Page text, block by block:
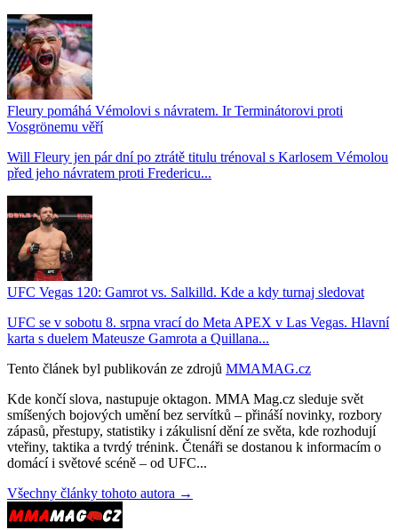
Fleury pomáhá Vémolovi s návratem. Ir Terminátorovi proti
Vosgrönemu věří
Will Fleury jen pár dní po ztrátě titulu trénoval s Karlosem Vémolou
před jeho návratem proti Fredericu...
UFC Vegas 120: Gamrot vs. Salkilld. Kde a kdy turnaj sledovat
UFC se v sobotu 8. srpna vrací do Meta APEX v Las Vegas. Hlavní
karta s duelem Mateusze Gamrota a Quillana...
Tento článek byl publikován ze zdrojů MMAMAG.cz
Kde končí slova, nastupuje oktagon. MMA Mag.cz sleduje svět
smíšených bojových umění bez servítků – přináší novinky, rozbory
zápasů, přestupy, statistiky i zákulisní dění ze světa, kde rozhodují
vteřiny, taktika a tvrdý trénink. Čtenáři se dostanou k informacím o
domácí i světové scéně – od UFC...
Všechny články tohoto autora →